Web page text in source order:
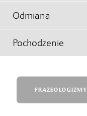
Odmiana
Pochodzenie
FRAZEOLOGIZMY